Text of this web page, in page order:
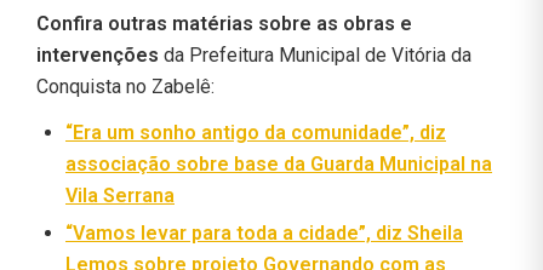
Confira outras matérias sobre as obras e
intervenções da Prefeitura Municipal de Vitória da
Conquista no Zabelê:
“Era um sonho antigo da comunidade”, diz
associação sobre base da Guarda Municipal na
Vila Serrana
“Vamos levar para toda a cidade”, diz Sheila
Lemos sobre projeto Governando com as